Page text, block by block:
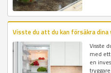
Visste du att du kan försäkra
Visste
med
en